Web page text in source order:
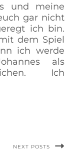
und meine
gar nicht
ich bin.
dem Spiel
ich werde
als
Ich
NEXT POSTS